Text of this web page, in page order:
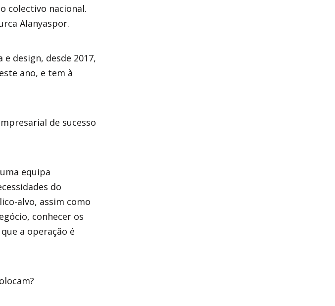
colectivo nacional.
Alanyaspor.
design, desde 2017,
ano, e tem à
de sucesso
equipa
do
alvo, assim como
conhecer os
a operação é